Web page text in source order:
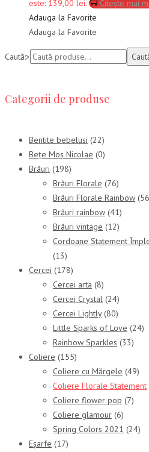
este: 139,00 lei.
Citește mai
Adauga la Favorite
Adauga la Favorite
Caută:>
Categorii de produse
Bentite bebelusi (22)
Bețe Moș Nicolae (0)
Brâuri (198)
Brâuri Florale (76)
Brâuri Florale Rainbow
Brâuri rainbow (41)
Brâuri vintage (12)
Cordoane Statement
(13)
Cercei (178)
Cercei arta (8)
Cercei Crystal (24)
Cercei Lightly (80)
Little Sparks of Love (24)
Rainbow Sparkles (33)
Coliere (155)
Coliere cu Mărgele (49)
Coliere Florale Statement
Coliere flower pop (7)
Coliere glamour (6)
Spring Colors 2021 (24)
Eșarfe (17)